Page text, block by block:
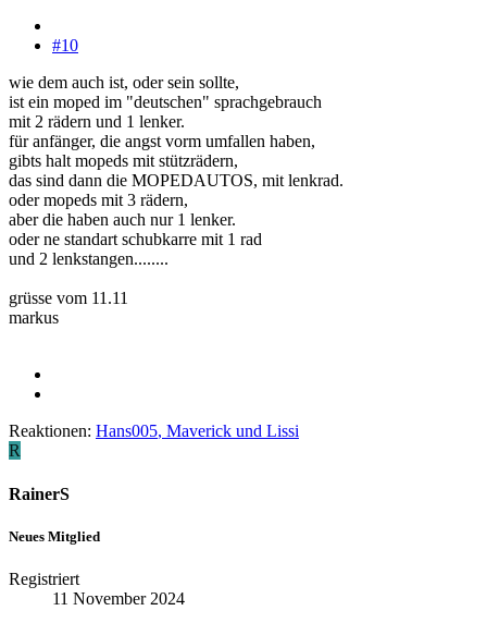
#10
wie dem auch ist, oder sein sollte,
ist ein moped im "deutschen" sprachgebrauch
mit 2 rädern und 1 lenker.
für anfänger, die angst vorm umfallen haben,
gibts halt mopeds mit stützrädern,
das sind dann die MOPEDAUTOS, mit lenkrad.
oder mopeds mit 3 rädern,
aber die haben auch nur 1 lenker.
oder ne standart schubkarre mit 1 rad
und 2 lenkstangen........
grüsse vom 11.11
markus
Reaktionen: Hans005, Maverick und Lissi
R
RainerS
Neues Mitglied
Registriert
11 November 2024